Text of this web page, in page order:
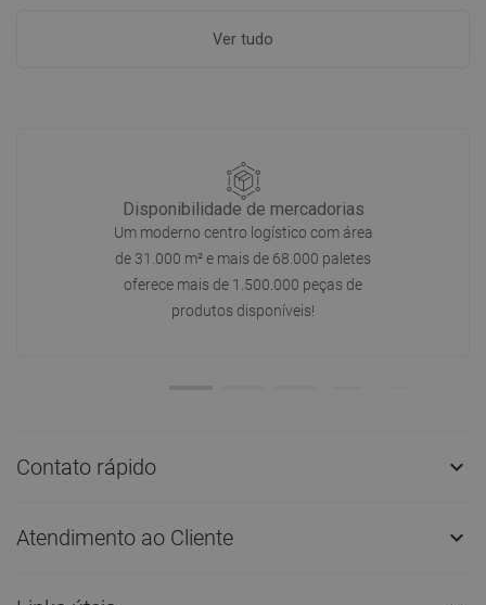
Ver tudo
Disponibilidade de mercadorias
Um moderno centro logístico com área
de 31.000 m² e mais de 68.000 paletes
oferece mais de 1.500.000 peças de
produtos disponíveis!
Contato rápido 
Atendimento ao Cliente 